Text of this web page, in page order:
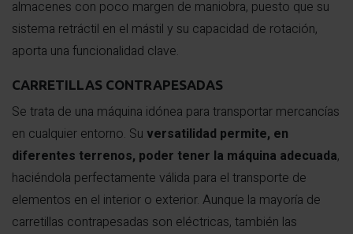
almacenes con poco margen de maniobra, puesto que su
sistema retráctil en el mástil y su capacidad de rotación,
aporta una funcionalidad clave.
CARRETILLAS CONTRAPESADAS
Se trata de una máquina idónea para transportar mercancías
en cualquier entorno. Su versatilidad permite, en
diferentes terrenos, poder tener la máquina adecuada,
haciéndola perfectamente válida para el transporte de
elementos en el interior o exterior. Aunque la mayoría de
carretillas contrapesadas son eléctricas, también las